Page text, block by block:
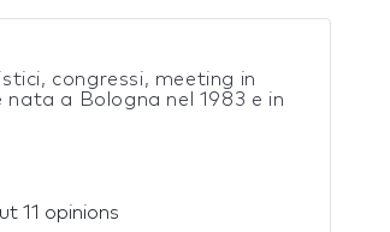
congressi, meeting in
a Bologna nel 1983 e in
11 opinions